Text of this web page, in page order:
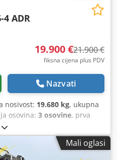
ADR
19.900 €21.900 €
fiksna cijena plus PDV
Nazvati
nosivost: 19.680 kg, ukupna
osovina: 3 osovine, prva
proizvodnje:
Mali oglasi